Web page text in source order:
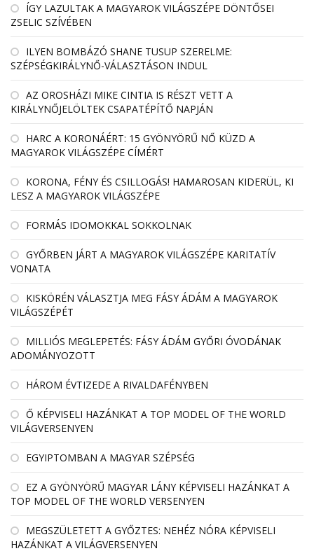
ÍGY LAZULTAK A MAGYAROK VILÁGSZÉPE DÖNTŐSEI
ZSELIC SZÍVÉBEN
ILYEN BOMBÁZÓ SHANE TUSUP SZERELME:
SZÉPSÉGKIRÁLYNŐ-VÁLASZTÁSON INDUL
AZ OROSHÁZI MIKE CINTIA IS RÉSZT VETT A
KIRÁLYNŐJELÖLTEK CSAPATÉPÍTŐ NAPJÁN
HARC A KORONÁÉRT: 15 GYÖNYÖRŰ NŐ KÜZD A
MAGYAROK VILÁGSZÉPE CÍMÉRT
KORONA, FÉNY ÉS CSILLOGÁS! HAMAROSAN KIDERÜL, KI
LESZ A MAGYAROK VILÁGSZÉPE
FORMÁS IDOMOKKAL SOKKOLNAK
GYŐRBEN JÁRT A MAGYAROK VILÁGSZÉPE KARITATÍV
VONATA
KISKÖRÉN VÁLASZTJA MEG FÁSY ÁDÁM A MAGYAROK
VILÁGSZÉPÉT
MILLIÓS MEGLEPETÉS: FÁSY ÁDÁM GYŐRI ÓVODÁNAK
ADOMÁNYOZOTT
HÁROM ÉVTIZEDE A RIVALDAFÉNYBEN
Ő KÉPVISELI HAZÁNKAT A TOP MODEL OF THE WORLD
VILÁGVERSENYEN
EGYIPTOMBAN A MAGYAR SZÉPSÉG
EZ A GYÖNYÖRŰ MAGYAR LÁNY KÉPVISELI HAZÁNKAT A
TOP MODEL OF THE WORLD VERSENYEN
MEGSZÜLETETT A GYŐZTES: NEHÉZ NÓRA KÉPVISELI
HAZÁNKAT A VILÁGVERSENYEN